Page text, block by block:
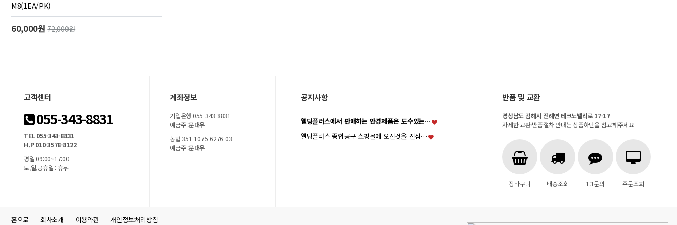
M8(1EA/PK)
60,000원72,000원
고객센터
055-343-8831
TEL 055-343-8831
H.P 010-3578-8122
평일 09:00~17:00
토,일,공휴일 : 휴무
계좌정보
기업은행 055-343-8831
예금주 :문대우
농협 351-1075-6276-03
예금주 :문대우
공지사항
웰딩플러스에서 판매하는 안경제품은 도수있는…
웰딩플러스 종합공구 쇼핑몰에 오신것을 진심…
반품 및 교환
경상남도 김해시 진례면 테크노밸리로 17-17
자세한 교환·반품절차 안내는 상품하단을 참고해주세요
장바구니 배송조회 1:1문의 주문조회
홈으로 회사소개 이용약관 개인정보처리방침